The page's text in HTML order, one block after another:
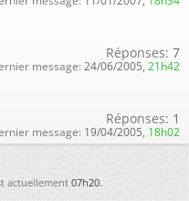
Réponses: 7
message: 24/06/2005, 21h42
Réponses: 1
message: 19/04/2005, 18h02
actuellement07h20.